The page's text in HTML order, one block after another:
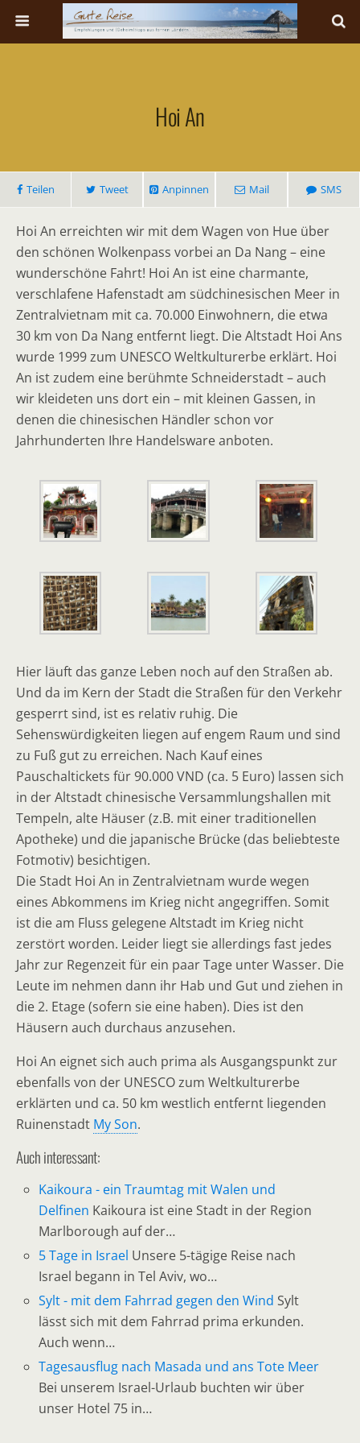
Hoi An
Teilen Tweet Anpinnen Mail SMS
Hoi An erreichten wir mit dem Wagen von Hue über
den schönen Wolkenpass vorbei an Da Nang – eine
wunderschöne Fahrt! Hoi An ist eine charmante,
verschlafene Hafenstadt am südchinesischen Meer in
Zentralvietnam mit ca. 70.000 Einwohnern, die etwa
30 km von Da Nang entfernt liegt. Die Altstadt Hoi Ans
wurde 1999 zum UNESCO Weltkulturerbe erklärt. Hoi
An ist zudem eine berühmte Schneiderstadt – auch
wir kleideten uns dort ein – mit kleinen Gassen, in
denen die chinesischen Händler schon vor
Jahrhunderten Ihre Handelsware anboten.
Hier läuft das ganze Leben noch auf den Straßen ab.
Und da im Kern der Stadt die Straßen für den Verkehr
gesperrt sind, ist es relativ ruhig. Die
Sehenswürdigkeiten liegen auf engem Raum und sind
zu Fuß gut zu erreichen. Nach Kauf eines
Pauschaltickets für 90.000 VND (ca. 5 Euro) lassen sich
in der Altstadt chinesische Versammlungshallen mit
Tempeln, alte Häuser (z.B. mit einer traditionellen
Apotheke) und die japanische Brücke (das beliebteste
Fotmotiv) besichtigen.
Die Stadt Hoi An in Zentralvietnam wurde wegen
eines Abkommens im Krieg nicht angegriffen. Somit
ist die am Fluss gelegene Altstadt im Krieg nicht
zerstört worden. Leider liegt sie allerdings fast jedes
Jahr zur Regenzeit für ein paar Tage unter Wasser. Die
Leute im nehmen dann ihr Hab und Gut und ziehen in
die 2. Etage (sofern sie eine haben). Dies ist den
Häusern auch durchaus anzusehen.
Hoi An eignet sich auch prima als Ausgangspunkt zur
ebenfalls von der UNESCO zum Weltkulturerbe
erklärten und ca. 50 km westlich entfernt liegenden
Ruinenstadt My Son.
Auch interessant:
Kaikoura - ein Traumtag mit Walen und
Delfinen Kaikoura ist eine Stadt in der Region
Marlborough auf der…
5 Tage in Israel Unsere 5-tägige Reise nach
Israel begann in Tel Aviv, wo…
Sylt - mit dem Fahrrad gegen den Wind Sylt
lässt sich mit dem Fahrrad prima erkunden.
Auch wenn…
Tagesausflug nach Masada und ans Tote Meer
Bei unserem Israel-Urlaub buchten wir über
unser Hotel 75 in…